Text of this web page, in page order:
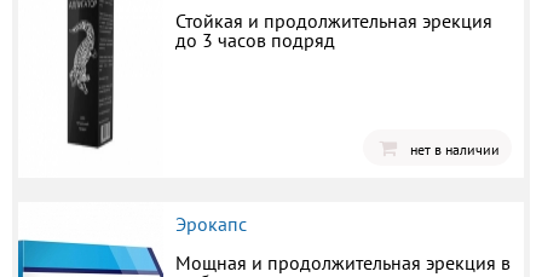
Стойкая и продолжительная эрекция
до 3 часов подряд
нет в наличии
Эрокапс
Мощная и продолжительная эрекция в